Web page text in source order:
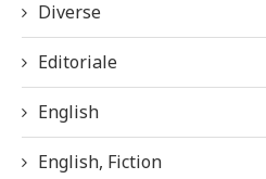
Diverse
Editoriale
English
English, Fiction